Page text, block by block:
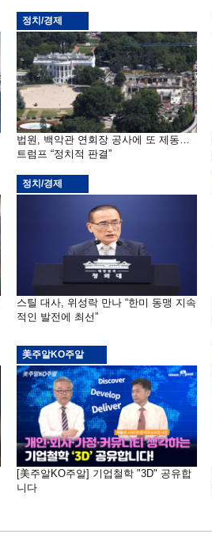
정치/경제
법원, 백악관 연회장 공사에 또 제동…
트럼프 “정치적 판결”
정치/경제
스틸 대사, 위성락 만나 “한미 동맹 지속
적인 발전에 최선”
美주알KO주알
[美주알KO주알] 기업철학 "3D" 공유합
니다